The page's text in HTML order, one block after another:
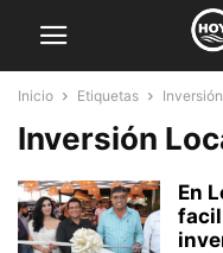
Inicio Etiquetas
Inversión
En